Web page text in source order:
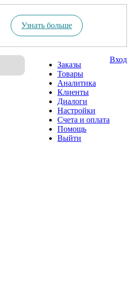
Узнать больше
Заказы
Товары
Аналитика
Клиенты
Диалоги
Настройки
Счета и оплата
Помощь
Выйти
Вход